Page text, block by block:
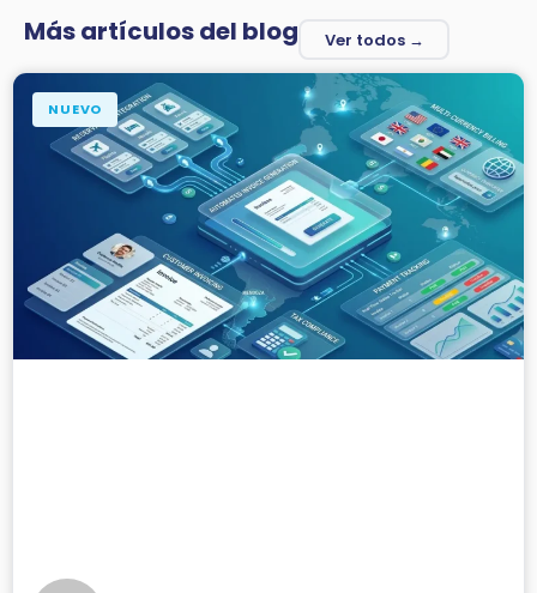
Más artículos del blog Ver todos →
NUEVO